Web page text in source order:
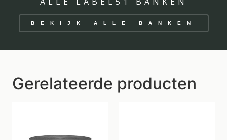
BEKIJK ALLE BANKEN
Gerelateerde producten